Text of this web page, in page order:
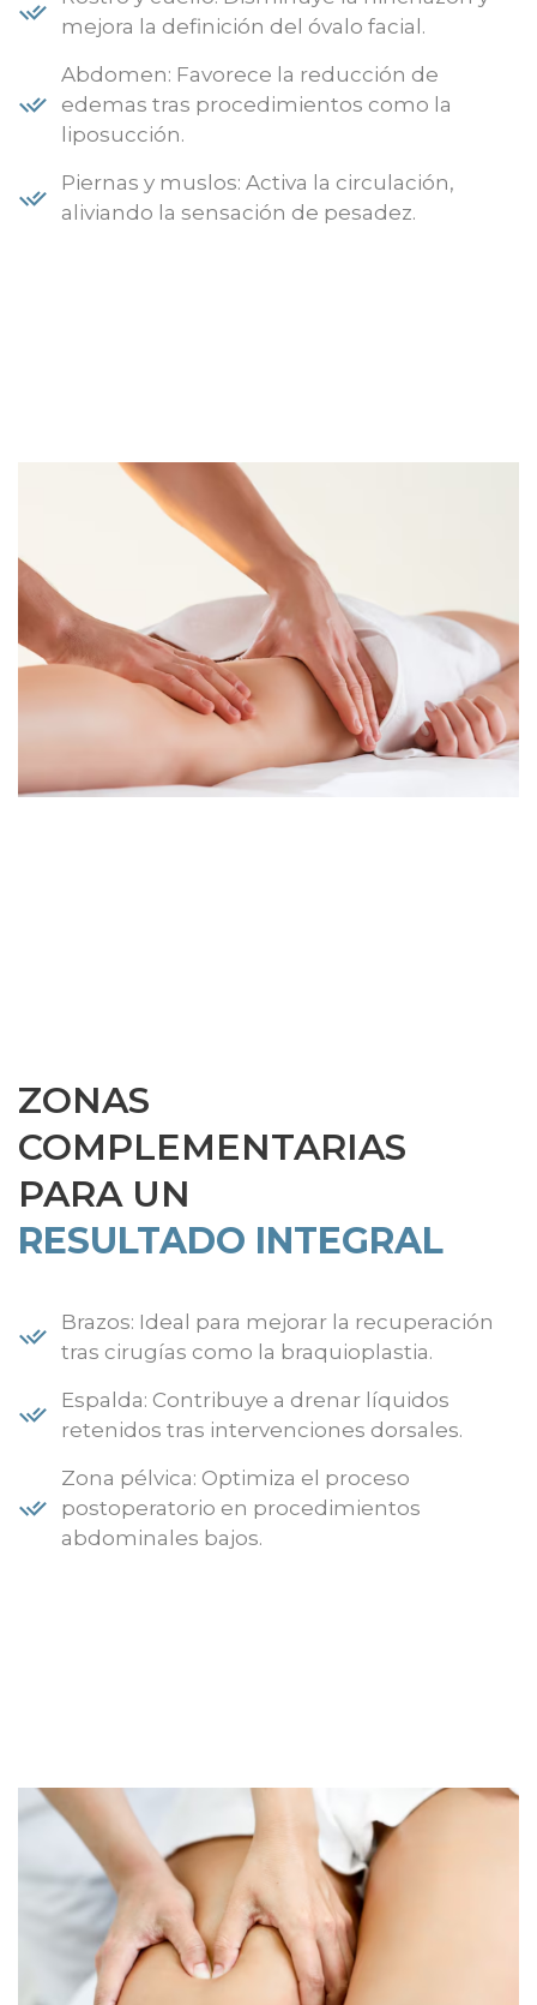
mejora la definición del óvalo facial.
Abdomen: Favorece la reducción de
edemas tras procedimientos como la
liposucción.
Piernas y muslos: Activa la circulación,
aliviando la sensación de pesadez.
ZONAS
COMPLEMENTARIAS
PARA UN
RESULTADO INTEGRAL
Brazos: Ideal para mejorar la recuperación
tras cirugías como la braquioplastia.
Espalda: Contribuye a drenar líquidos
retenidos tras intervenciones dorsales.
Zona pélvica: Optimiza el proceso
postoperatorio en procedimientos
abdominales bajos.